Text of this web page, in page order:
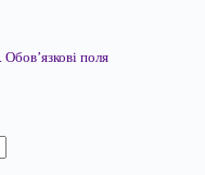
Обов’язкові поля